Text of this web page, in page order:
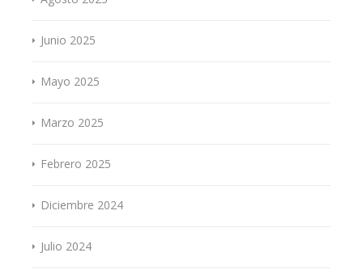
Junio 2025
Mayo 2025
Marzo 2025
Febrero 2025
Diciembre 2024
Julio 2024